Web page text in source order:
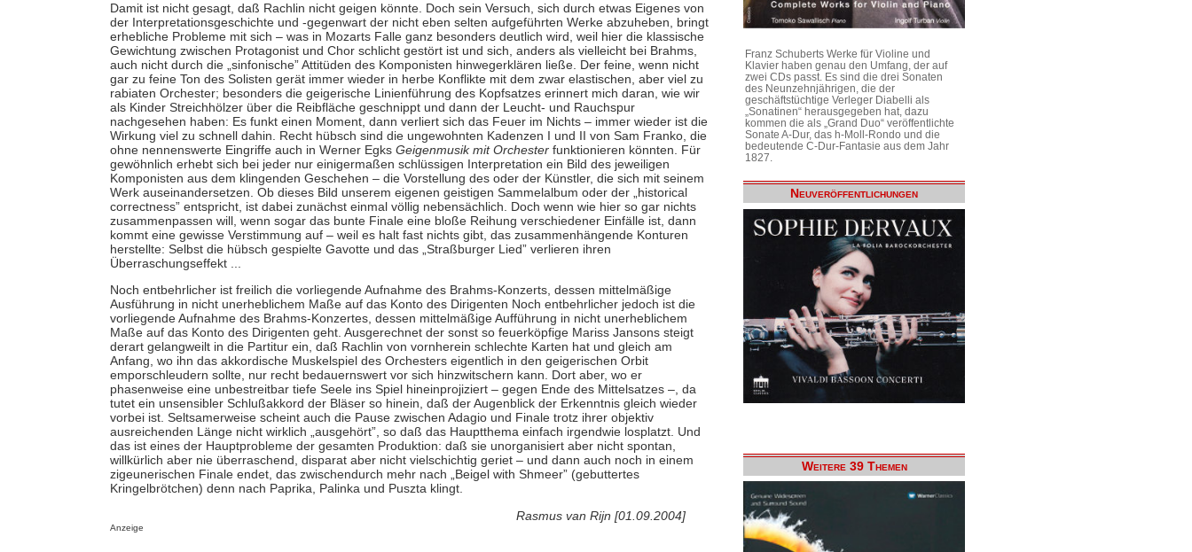
Damit ist nicht gesagt, daß Rachlin nicht geigen könnte. Doch sein Versuch, sich durch etwas Eigenes von
der Interpretationsgeschichte und -gegenwart der nicht eben selten aufgeführten Werke abzuheben, bringt
erhebliche Probleme mit sich – was in Mozarts Falle ganz besonders deutlich wird, weil hier die klassische
Gewichtung zwischen Protagonist und Chor schlicht gestört ist und sich, anders als vielleicht bei Brahms,
auch nicht durch die „sinfonische” Attitüden des Komponisten hinwegerklären ließe. Der feine, wenn nicht
gar zu feine Ton des Solisten gerät immer wieder in herbe Konflikte mit dem zwar elastischen, aber viel zu
rabiaten Orchester; besonders die geigerische Linienführung des Kopfsatzes erinnert mich daran, wie wir
als Kinder Streichhölzer über die Reibfläche geschnippt und dann der Leucht- und Rauchspur
nachgesehen haben: Es funkt einen Moment, dann verliert sich das Feuer im Nichts – immer wieder ist die
Wirkung viel zu schnell dahin. Recht hübsch sind die ungewohnten Kadenzen I und II von Sam Franko, die
ohne nennenswerte Eingriffe auch in Werner Egks Geigenmusik mit Orchester funktionieren könnten. Für
gewöhnlich erhebt sich bei jeder nur einigermaßen schlüssigen Interpretation ein Bild des jeweiligen
Komponisten aus dem klingenden Geschehen – die Vorstellung des oder der Künstler, die sich mit seinem
Werk auseinandersetzen. Ob dieses Bild unserem eigenen geistigen Sammelalbum oder der „historical
correctness” entspricht, ist dabei zunächst einmal völlig nebensächlich. Doch wenn wie hier so gar nichts
zusammenpassen will, wenn sogar das bunte Finale eine bloße Reihung verschiedener Einfälle ist, dann
kommt eine gewisse Verstimmung auf – weil es halt fast nichts gibt, das zusammenhängende Konturen
herstellte: Selbst die hübsch gespielte Gavotte und das „Straßburger Lied” verlieren ihren
Überraschungseffekt ...
Noch entbehrlicher ist freilich die vorliegende Aufnahme des Brahms-Konzerts, dessen mittelmäßige
Ausführung in nicht unerheblichem Maße auf das Konto des Dirigenten Noch entbehrlicher jedoch ist die
vorliegende Aufnahme des Brahms-Konzertes, dessen mittelmäßige Aufführung in nicht unerheblichem
Maße auf das Konto des Dirigenten geht. Ausgerechnet der sonst so feuerköpfige Mariss Jansons steigt
derart gelangweilt in die Partitur ein, daß Rachlin von vornherein schlechte Karten hat und gleich am
Anfang, wo ihn das akkordische Muskelspiel des Orchesters eigentlich in den geigerischen Orbit
emporschleudern sollte, nur recht bedauernswert vor sich hinzwitschern kann. Dort aber, wo er
phasenweise eine unbestreitbar tiefe Seele ins Spiel hineinprojiziert – gegen Ende des Mittelsatzes –, da
tutet ein unsensibler Schlußakkord der Bläser so hinein, daß der Augenblick der Erkenntnis gleich wieder
vorbei ist. Seltsamerweise scheint auch die Pause zwischen Adagio und Finale trotz ihrer objektiv
ausreichenden Länge nicht wirklich „ausgehört”, so daß das Hauptthema einfach irgendwie losplatzt. Und
das ist eines der Hauptprobleme der gesamten Produktion: daß sie unorganisiert aber nicht spontan,
willkürlich aber nie überraschend, disparat aber nicht vielschichtig geriet – und dann auch noch in einem
zigeunerischen Finale endet, das zwischendurch mehr nach „Beigel with Shmeer” (gebuttertes
Kringelbrötchen) denn nach Paprika, Palinka und Puszta klingt.
Rasmus van Rijn [01.09.2004]
Anzeige
Franz Schuberts Werke für Violine und
Klavier haben genau den Umfang, der auf
zwei CDs passt. Es sind die drei Sonaten
des Neunzehnjährigen, die der
geschäftstüchtige Verleger Diabelli als
„Sonatinen“ herausgegeben hat, dazu
kommen die als „Grand Duo“ veröffentlichte
Sonate A-Dur, das h-Moll-Rondo und die
bedeutende C-Dur-Fantasie aus dem Jahr
1827.
Neuveröffentlichungen
Weitere 39 Themen